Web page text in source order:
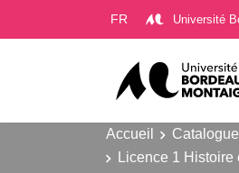
FR Université
Accueil
Licence 1 Histoire